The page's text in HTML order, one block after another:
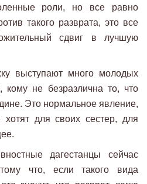
роли, но все равно
такого разврата, это все
сдвиг в лучшую
выступают много молодых
кому не безразлична то, что
Это нормальное явление,
для своих сестер, для
дагестанцы сейчас
что, если такого вида